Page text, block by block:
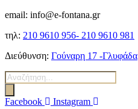
email: info@e-fontana.gr
τηλ: 210 9610 956- 210 9610 981
Διεύθυνση: Γούναρη 17 -Γλυφάδα
Αναζήτηση
προϊόντων
Facebook
Instagram